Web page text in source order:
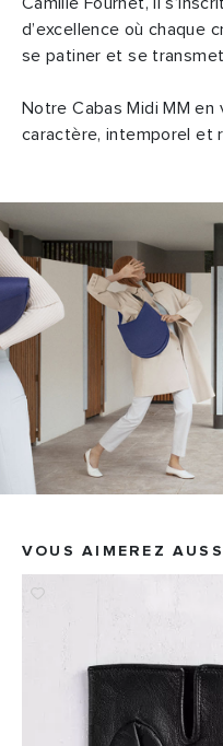
Camille Fournet, il
d’excellence où chaque
se patiner et se
Notre Cabas Midi MM
caractère, intemporel et
VOUS AIMEREZ AUSSI